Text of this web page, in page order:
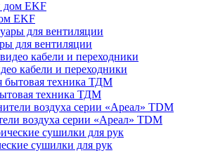
EKF
для вентиляции
кабели и переходники
техника ТДМ
воздуха серии «Ареал» TDM
сушилки для рук